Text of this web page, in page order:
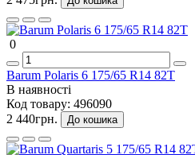
0
Barum Polaris 6 175/65 R14 82T
В наявності
Код товару: 496090
2 440грн.
До кошика